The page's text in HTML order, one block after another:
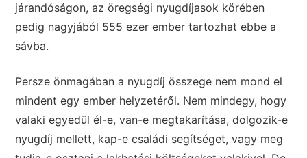
járandóságon, az öregségi nyugdíjasok körében
pedig nagyjából 555 ezer ember tartozhat ebbe a
sávba.
Persze önmagában a nyugdíj összege nem mond el
mindent egy ember helyzetéről. Nem mindegy, hogy
valaki egyedül él-e, van-e megtakarítása, dolgozik-e
nyugdíj mellett, kap-e családi segítséget, vagy meg